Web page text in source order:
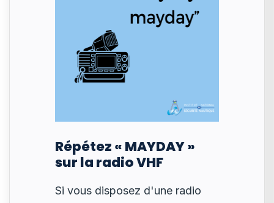
Répétez « MAYDAY »
sur la radio VHF
Si vous disposez d'une radio